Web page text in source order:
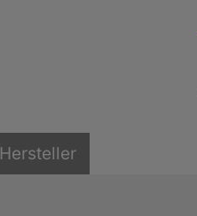
Hersteller